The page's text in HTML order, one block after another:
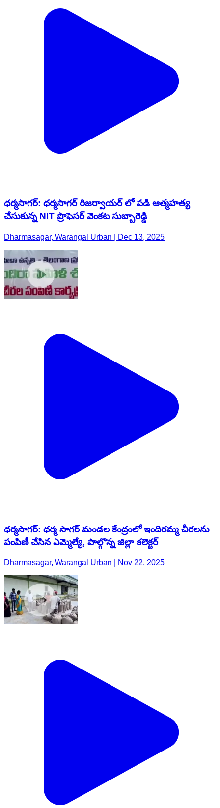
ధర్మసాగర్: ధర్మసాగర్ రిజర్వాయర్ లో పడి ఆత్మహత్య
చేసుకున్న NIT ప్రొఫెసర్ వెంకట సుబ్బారెడ్డి
Dharmasagar, Warangal Urban | Dec 13, 2025
ధర్మసాగర్: ధర్మ సాగర్ మండల కేంద్రంలో ఇందిరమ్మ చీరలను
పంపిణీ చేసిన ఎమ్మెల్యే, పాల్గొన్న జిల్లా కలెక్టర్
Dharmasagar, Warangal Urban | Nov 22, 2025